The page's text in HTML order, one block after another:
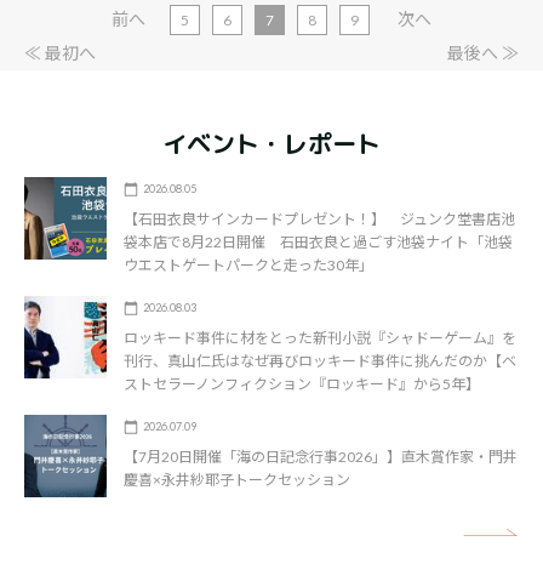
≪ 最初へ
前へ 5 6 7 8 9
次へ
最後へ ≫
イベント・レポート
2026.08.05
【石田衣良サインカードプレゼント！】 ジュンク堂書店池
袋本店で8月22日開催 石田衣良と過ごす池袋ナイト「池袋
ウエストゲートパークと走った30年」
2026.08.03
ロッキード事件に材をとった新刊小説『シャドーゲーム』を
刊行、真山仁氏はなぜ再びロッキード事件に挑んだのか【ベ
ストセラーノンフィクション『ロッキード』から5年】
2026.07.09
【7月20日開催「海の日記念行事2026」】直木賞作家・門井
慶喜×永井紗耶子トークセッション